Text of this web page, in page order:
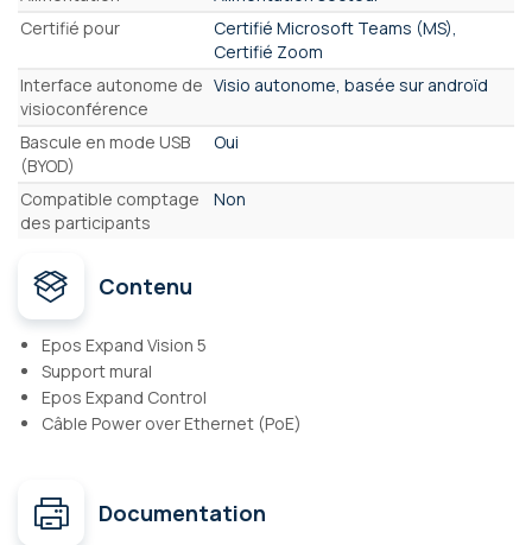
Certifié pour
Certifié Microsoft Teams (MS),
Certifié Zoom
Interface autonome de
visioconférence
Visio autonome, basée sur androïd
Bascule en mode USB
(BYOD)
Oui
Compatible comptage
des participants
Non
Contenu
Epos Expand Vision 5
Support mural
Epos Expand Control
Câble Power over Ethernet (PoE)
Documentation